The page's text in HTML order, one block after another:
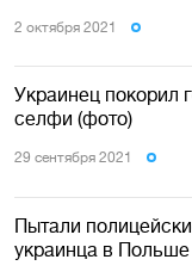
2 октября 2021
Украинец покорил
селфи (фото)
29 сентября 2021
Пытали
украинца в Польше